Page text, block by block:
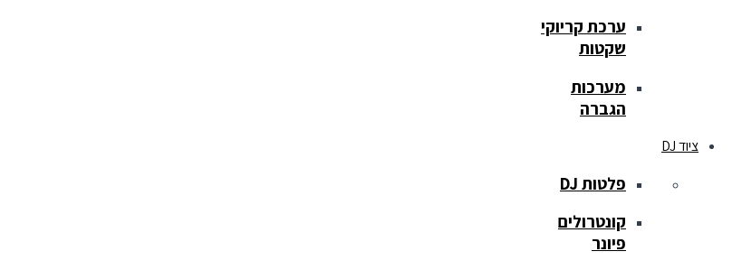
ערכת קריוקי
שקטות
מערכות
הגברה
ציוד DJ
פלטות DJ
קונטרולים
פיונר